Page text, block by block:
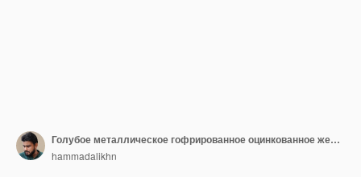
Голубое металлическое гофрированное оцинкованное железо для крыши на мягком голубом фоне 3d иллюстрация
hammadalikhn